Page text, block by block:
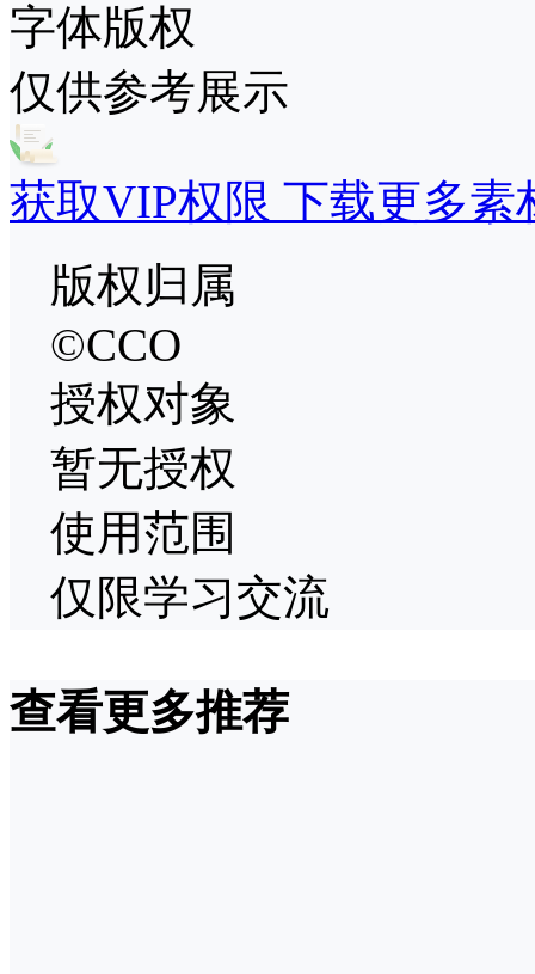
字体版权
仅供参考展示
获取VIP权限 下载更多素
版权归属
©CCO
授权对象
暂无授权
使用范围
仅限学习交流
查看更多推荐